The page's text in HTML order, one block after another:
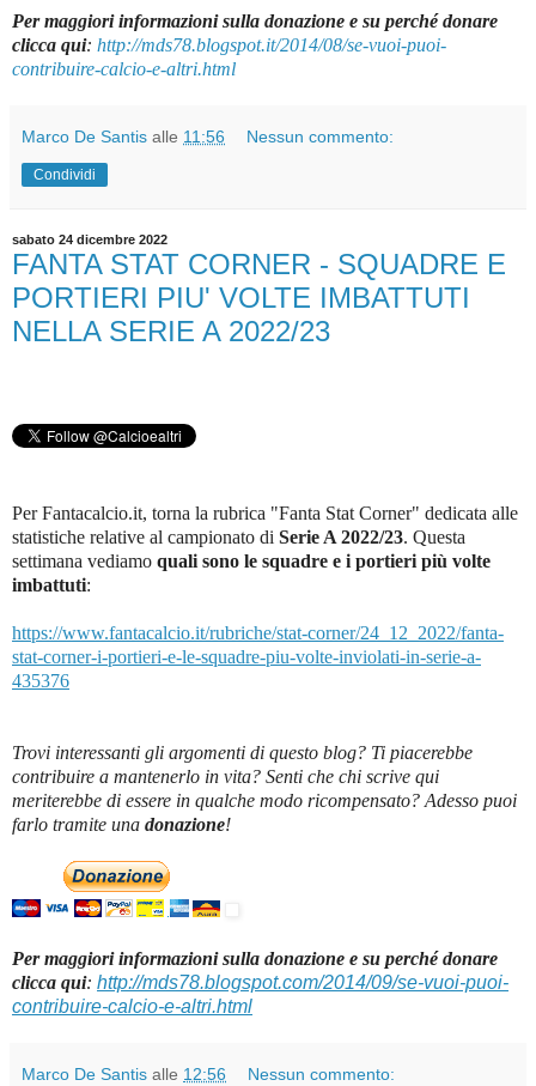
Per maggiori informazioni sulla donazione e su perché donare
clicca qui: http://mds78.blogspot.it/2014/08/se-vuoi-puoi-
contribuire-calcio-e-altri.html
Marco De Santis alle 11:56 Nessun commento:
Condividi
sabato 24 dicembre 2022
FANTA STAT CORNER - SQUADRE E
PORTIERI PIU' VOLTE IMBATTUTI
NELLA SERIE A 2022/23
Per Fantacalcio.it, torna la rubrica "Fanta Stat Corner" dedicata alle
statistiche relative al campionato di Serie A 2022/23. Questa
settimana vediamo quali sono le squadre e i portieri più volte
imbattuti:
https://www.fantacalcio.it/rubriche/stat-corner/24_12_2022/fanta-
stat-corner-i-portieri-e-le-squadre-piu-volte-inviolati-in-serie-a-
435376
Trovi interessanti gli argomenti di questo blog? Ti piacerebbe
contribuire a mantenerlo in vita? Senti che chi scrive qui
meriterebbe di essere in qualche modo ricompensato? Adesso puoi
farlo tramite una donazione!
Per maggiori informazioni sulla donazione e su perché donare
clicca qui: http://mds78.blogspot.com/2014/09/se-vuoi-puoi-
contribuire-calcio-e-altri.html
Marco De Santis alle 12:56 Nessun commento: